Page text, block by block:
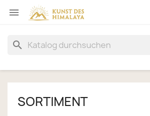

search
SORTIMENT